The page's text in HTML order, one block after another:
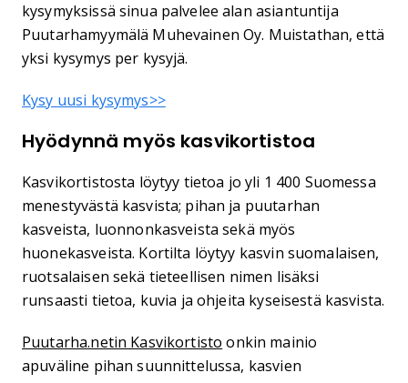
kysymyksissä sinua palvelee alan asiantuntija
Puutarhamyymälä Muhevainen Oy. Muistathan, että
yksi kysymys per kysyjä.
Kysy uusi kysymys>>
Hyödynnä myös kasvikortistoa
Kasvikortistosta löytyy tietoa jo yli 1 400 Suomessa
menestyvästä kasvista; pihan ja puutarhan
kasveista, luonnonkasveista sekä myös
huonekasveista. Kortilta löytyy kasvin suomalaisen,
ruotsalaisen sekä tieteellisen nimen lisäksi
runsaasti tietoa, kuvia ja ohjeita kyseisestä kasvista.
Puutarha.netin Kasvikortisto onkin mainio
apuväline pihan suunnittelussa, kasvien